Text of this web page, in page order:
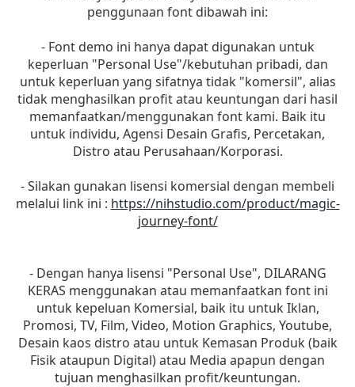
penggunaan font dibawah ini:
- Font demo ini hanya dapat digunakan untuk
keperluan "Personal Use"/kebutuhan pribadi, dan
untuk keperluan yang sifatnya tidak "komersil", alias
tidak menghasilkan profit atau keuntungan dari hasil
memanfaatkan/menggunakan font kami. Baik itu
untuk individu, Agensi Desain Grafis, Percetakan,
Distro atau Perusahaan/Korporasi.
- Silakan gunakan lisensi komersial dengan membeli
melalui link ini : https://nihstudio.com/product/magic-
journey-font/
- Dengan hanya lisensi "Personal Use", DILARANG
KERAS menggunakan atau memanfaatkan font ini
untuk kepeluan Komersial, baik itu untuk Iklan,
Promosi, TV, Film, Video, Motion Graphics, Youtube,
Desain kaos distro atau untuk Kemasan Produk (baik
Fisik ataupun Digital) atau Media apapun dengan
tujuan menghasilkan profit/keuntungan.